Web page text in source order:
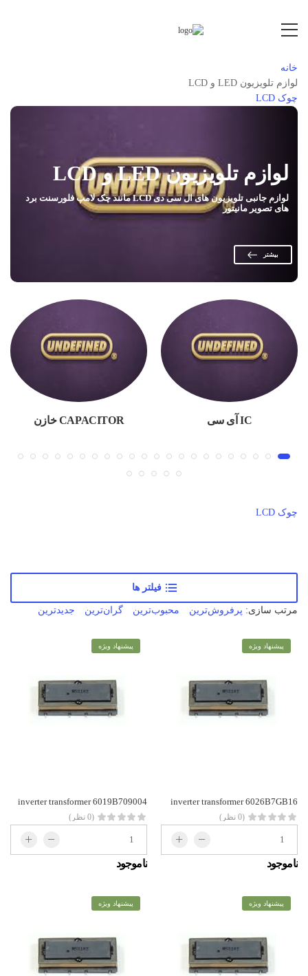
خانه
لوازم تلویزیون LED و LCD
چوک LCD
لوازم تلویزیون LED و LCD
لوازم جانبی تلویزیون های ال سی دی LCD مانند چک لامپ فلورسنت برد
های تصویر مانیتور
بیشتر
IC آی سی CAPACITOR خازن
چوک LCD
فیلتر ها
مرتب سازی: پرفروش‌ترین محبوب‌ترین گران‌ترین جدید‌‌ترین
پیشنهاد ویژه
inverter transformer 6026B7GB16
(0 نظر)
ناموجود
پیشنهاد ویژه
inverter transformer 6019B709004
(0 نظر)
ناموجود
پیشنهاد ویژه پیشنهاد ویژه